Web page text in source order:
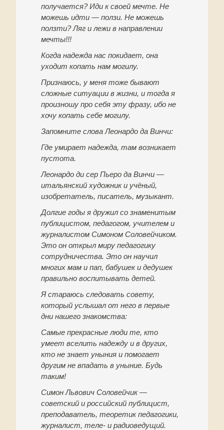
получается? Иди к своей мечте. Не
можешь идти — ползи. Не можешь
ползти? Ляг и лежи в направлении
мечты!!!
Когда надежда нас покидает, она
уходит копать нам могилу.
Признаюсь, у меня тоже бывают
сложные ситуации в жизни, и тогда я
произношу про себя эту фразу, ибо не
хочу копать себе могилу.
Запомните слова Леонардо да Винчи:
Где умирает надежда, там возникает
пустота.
Леонардо ди сер Пьеро да Винчи —
итальянский художник и учёный,
изобретатель, писатель, музыкант.
Долгие годы я дружил со знаменитым
публицистом, педагогом, учителем и
журналистом Симоном Соловейчиком.
Это он открыл миру педагогику
сотрудничества. Это он научил
многих мам и пап, бабушек и дедушек
правильно воспитывать детей.
Я стараюсь следовать совету,
который услышал от него в первые
дни нашего знакомства:
Самые прекрасные люди те, кто
умеет вселить надежду и в других,
кто не знает уныния и помогает
другим не впадать в уныние. Будь
таким!
Симон Львович Соловейчик —
советский и российский публицист,
преподаватель, теоретик педагогики,
журналист, теле- и радиоведущий.